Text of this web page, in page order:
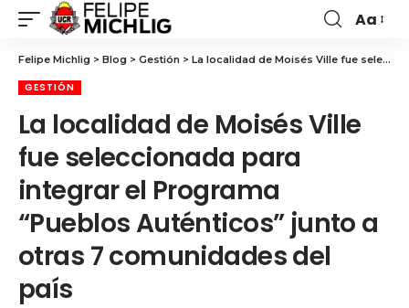
Aa
Felipe Michlig > Blog > Gestión > La localidad de Moisés Ville fue seleccionada para integrar el Programa “Pueblos Auténticos” junto a otras 7 comunidades del país
GESTIÓN
La localidad de Moisés Ville
fue seleccionada para
integrar el Programa
“Pueblos Auténticos” junto a
otras 7 comunidades del
país